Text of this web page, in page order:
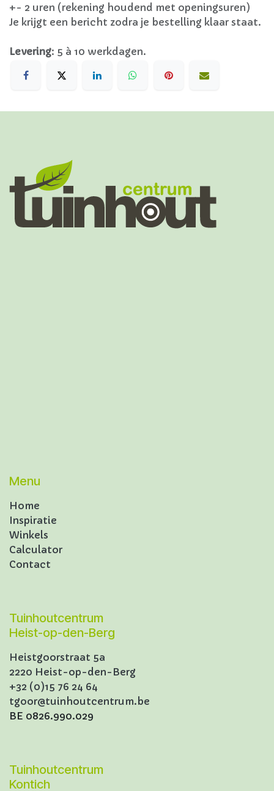
+- 2 uren (rekening houdend met openingsuren)
Je krijgt een bericht zodra je bestelling klaar staat.
Levering: 5 à 10 werkdagen.
Menu
Home
Inspiratie
Winkels
Calculator
Contact
Tuinhoutcentrum
Heist-op-den-Berg
Heistgoorstraat 5a
2220 Heist-op-den-Berg
+32 (0)15 76 24 64
tgoor@tuinhoutcentrum.be
BE 0826.990.029
Tuinhoutcentrum
Kontich